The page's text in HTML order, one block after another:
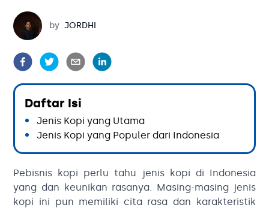
Jordhi
by JORDHI
Daftar Isi
Jenis Kopi yang Utama
Jenis Kopi yang Populer dari Indonesia
Pebisnis kopi perlu tahu jenis kopi di Indonesia
yang dan keunikan rasanya. Masing-masing jenis
kopi ini pun memiliki cita rasa dan karakteristik